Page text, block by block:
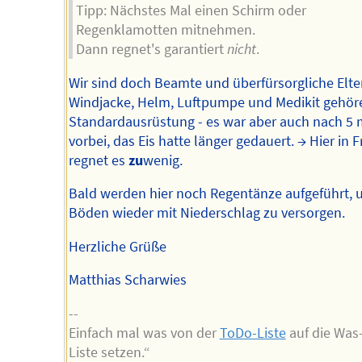
Tipp: Nächstes Mal einen Schirm oder
Regenklamotten mitnehmen.
Dann regnet's garantiertnicht.
Wir sind doch Beamte und überfürsorgliche
Windjacke, Helm, Luftpumpe und Medikit
Standardausrüstung - es war aber auch nach 5
vorbei, das Eis hatte länger gedauert. → Hier in
regnet es zuwenig.
Bald werden hier noch Regentänze aufgeführt,
Böden wieder mit Niederschlag zu versorgen.
Herzliche Grüße
Matthias Scharwies
--
Einfach mal was von derToDo-Listeauf die
Liste setzen.“